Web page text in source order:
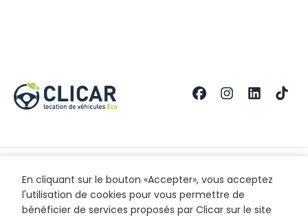
Nos Agences
Saint-Denis
En savoir plus
Contact
Mentions légales
CGL
En cliquant sur le bouton «Accepter», vous acceptez
l'utilisation de cookies pour vous permettre de
bénéficier de services proposés par Clicar sur le site